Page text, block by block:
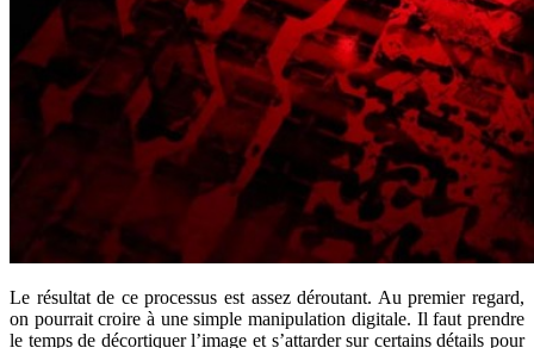
Le résultat de ce processus est assez déroutant. Au premier regard,
on pourrait croire à une simple manipulation digitale. Il faut prendre
le temps de décortiquer l’image et s’attarder sur certains détails pour